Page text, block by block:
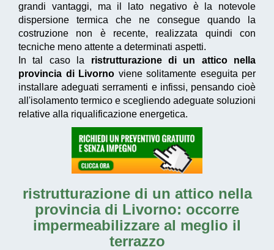
grandi vantaggi, ma il lato negativo è la notevole
dispersione termica che ne consegue quando la
costruzione non è recente, realizzata quindi con
tecniche meno attente a determinati aspetti.
In tal caso la ristrutturazione di un attico nella
provincia di Livorno viene solitamente eseguita per
installare adeguati serramenti e infissi, pensando cioè
all'isolamento termico e scegliendo adeguate soluzioni
relative alla riqualificazione energetica.
ristrutturazione di un attico nella
provincia di Livorno: occorre
impermeabilizzare al meglio il
terrazzo